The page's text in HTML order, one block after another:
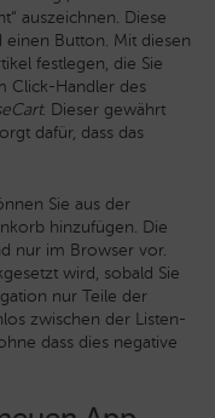
auszeichnen. Diese
Button. Mit diesen
festlegen, die Sie
Click-Handler des
. Dieser gewährt
dafür, dass das
Sie aus der
hinzufügen. Die
nur im Browser vor.
wird, sobald Sie
nur Teile der
zwischen der Listen-
dass dies negative